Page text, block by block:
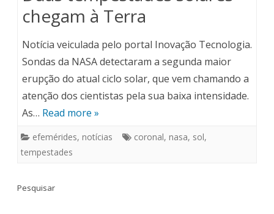
chegam à Terra
Notícia veiculada pelo portal Inovação Tecnologia.
Sondas da NASA detectaram a segunda maior
erupção do atual ciclo solar, que vem chamando a
atenção dos cientistas pela sua baixa intensidade.
As… Read more »
efemérides, notícias coronal, nasa, sol,
tempestades
Pesquisar